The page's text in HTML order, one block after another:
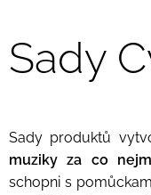
Sady
Sady produktů
muziky za co
schopni s